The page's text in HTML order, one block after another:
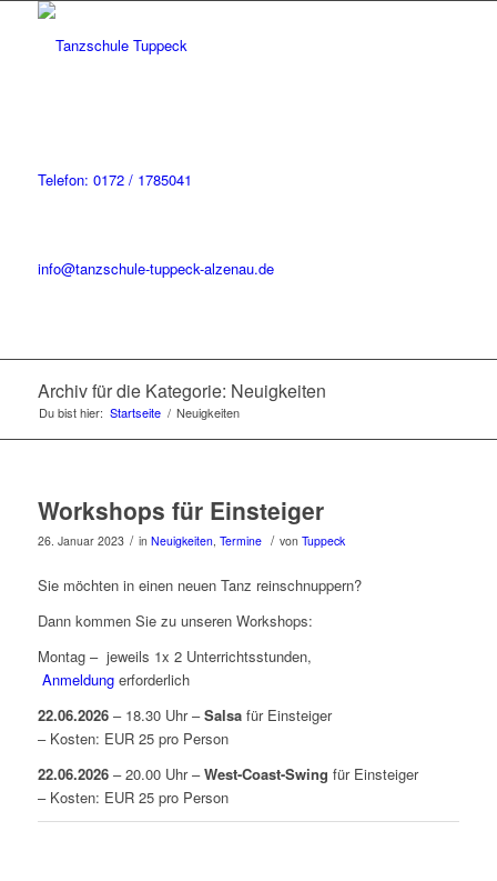
Telefon: 0172 / 1785041
info@tanzschule-tuppeck-alzenau.de
Archiv für die Kategorie: Neuigkeiten
Du bist hier: Startseite / Neuigkeiten
Workshops für Einsteiger
26. Januar 2023 / in Neuigkeiten, Termine / von Tuppeck
Sie möchten in einen neuen Tanz reinschnuppern?
Dann kommen Sie zu unseren Workshops:
Montag – jeweils 1x 2 Unterrichtsstunden,
Anmeldungerforderlich
22.06.2026– 18.30 Uhr –Salsafür Einsteiger
– Kosten: EUR 25 pro Person
22.06.2026– 20.00 Uhr –West-Coast-Swing für Einsteiger
– Kosten: EUR 25 pro Person